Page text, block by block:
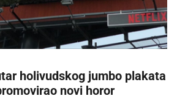
holivudskog jumbo plakata
novi horor